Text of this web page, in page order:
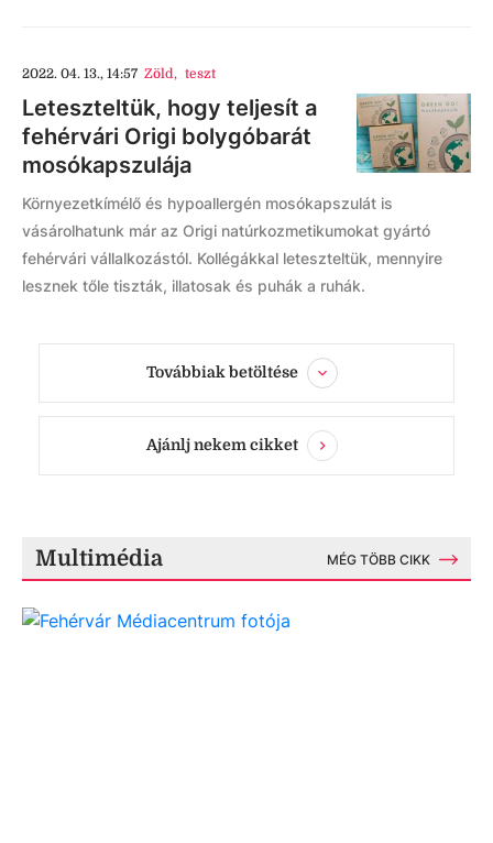
2022. 04. 13., 14:57 Zöld, teszt
Leteszteltük, hogy teljesít a
fehérvári Origi bolygóbarát
mosókapszulája
Környezetkímélő és hypoallergén mosókapszulát is
vásárolhatunk már az Origi natúrkozmetikumokat gyártó
fehérvári vállalkozástól. Kollégákkal leteszteltük, mennyire
lesznek tőle tiszták, illatosak és puhák a ruhák.
Továbbiak betöltése
Ajánlj nekem cikket
Multimédia MÉG TÖBB CIKK